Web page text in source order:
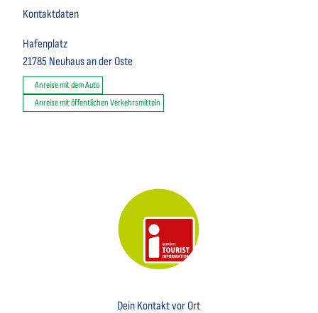
Kontaktdaten
Hafenplatz
21785 Neuhaus an der Oste
Anreise mit dem Auto
Anreise mit öffentlichen Verkehrsmitteln
Dein Kontakt vor Ort